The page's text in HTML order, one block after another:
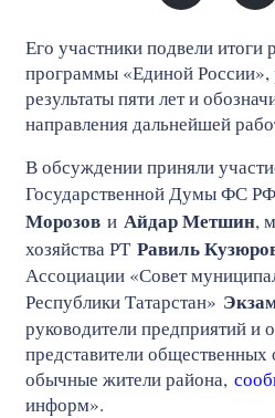
Его участники подвели итоги
программы «Единой России»,
результаты пяти лет и
направления дальнейшей
В обсуждении приняли
Государственной Думы ФС РФ
Морозов и Айдар Метшин,
хозяйства РТ Равиль
Ассоциации «Совет
Республики Татарстан»
руководители предприятий и
представители
обычные жители района,
информ».